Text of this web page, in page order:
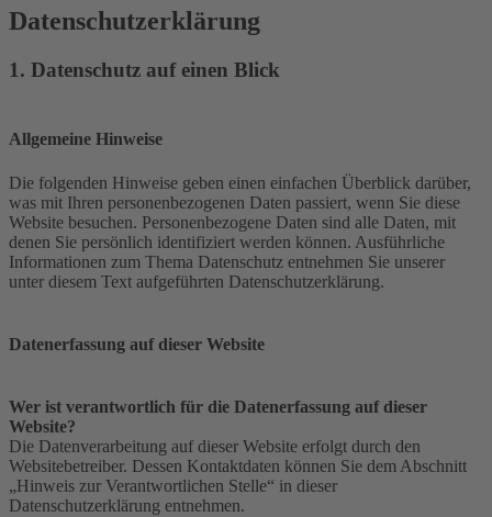
Datenschutz­erklärung
1. Datenschutz auf einen Blick
Allgemeine Hinweise
Die folgenden Hinweise geben einen einfachen Überblick darüber,
was mit Ihren personenbezogenen Daten passiert, wenn Sie diese
Website besuchen. Personenbezogene Daten sind alle Daten, mit
denen Sie persönlich identifiziert werden können. Ausführliche
Informationen zum Thema Datenschutz entnehmen Sie unserer
unter diesem Text aufgeführten Datenschutzerklärung.
Datenerfassung auf dieser Website
Wer ist verantwortlich für die Datenerfassung auf dieser
Website?
Die Datenverarbeitung auf dieser Website erfolgt durch den
Websitebetreiber. Dessen Kontaktdaten können Sie dem Abschnitt
„Hinweis zur Verantwortlichen Stelle“ in dieser
Datenschutzerklärung entnehmen.